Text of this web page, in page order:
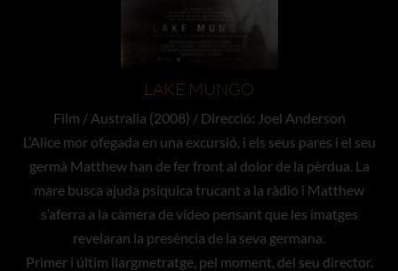
LAKE MUNGO
Film / Australia (2008) / Direcció: Joel Anderson
L’Alice mor ofegada en una excursió, i els seus pares i el seu
germà Matthew han de fer front al dolor de la pèrdua. La
mare busca ajuda psíquica trucant a la ràdio i Matthew
s’aferra a la càmera de vídeo pensant que les imatges
revelaran la presència de la seva germana.
Primer i últim llargmetratge, pel moment, del seu director.